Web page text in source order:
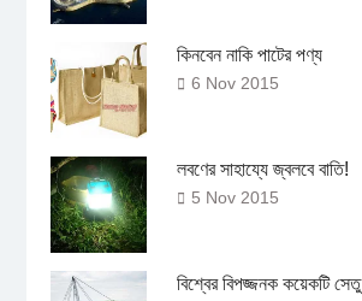
কিনবেন নাকি পাটের পণ্য
6 Nov 2015
লবণের সাহায্যে জ্বলবে বাতি!
5 Nov 2015
বিশ্বের বিপজ্জনক কয়েকটি সেতু